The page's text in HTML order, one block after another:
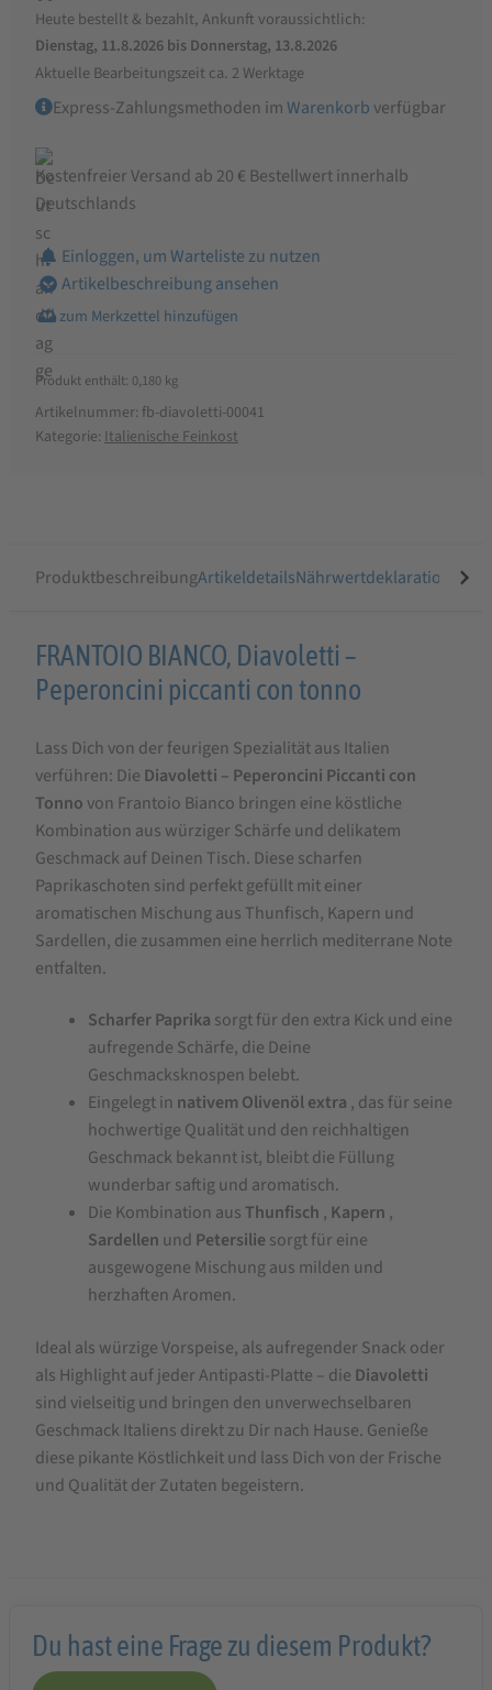
gefüllt
mit
Thunfisch
180g
Heute bestellt & bezahlt, Ankunft voraussichtlich:
Dienstag, 11.8.2026 bis Donnerstag, 13.8.2026
Aktuelle Bearbeitungszeit ca. 2 Werktage
Express-Zahlungsmethoden imWarenkorb verfügbar
Kostenfreier Versand ab 20 € Bestellwert innerhalb
Deutschlands
Einloggen, um Warteliste zu nutzen
Artikelbeschreibung ansehen
Produkt enthält: 0,180 kg
Artikelnummer: fb-diavoletti-00041
Kategorie: Italienische Feinkost
ProduktbeschreibungArtikeldetailsNährwertdeklaration
Produktbeschreibung
für
BIANCO
Scharfe
Paprikaschoten
gefüllt
mit
Thunfisch
180g
FRANTOIO BIANCO, Diavoletti –
Peperoncini piccanti con tonno
Lass Dich von der feurigen Spezialität aus Italien
verführen: Die Diavoletti – Peperoncini Piccanti con
Tonno von Frantoio Bianco bringen eine köstliche
Kombination aus würziger Schärfe und delikatem
Geschmack auf Deinen Tisch. Diese scharfen
Paprikaschoten sind perfekt gefüllt mit einer
aromatischen Mischung aus Thunfisch, Kapern und
Sardellen, die zusammen eine herrlich mediterrane Note
entfalten.
Scharfer Paprika sorgt für den extra Kick und eine
aufregende Schärfe, die Deine
Geschmacksknospen belebt.
Eingelegt in nativem Olivenöl extra , das für seine
hochwertige Qualität und den reichhaltigen
Geschmack bekannt ist, bleibt die Füllung
wunderbar saftig und aromatisch.
Die Kombination ausThunfisch , Kapern ,
Sardellen und Petersilie sorgt für eine
ausgewogene Mischung aus milden und
herzhaften Aromen.
Ideal als würzige Vorspeise, als aufregender Snack oder
als Highlight auf jeder Antipasti-Platte – die Diavoletti
sind vielseitig und bringen den unverwechselbaren
Geschmack Italiens direkt zu Dir nach Hause. Genieße
diese pikante Köstlichkeit und lass Dich von der Frische
und Qualität der Zutaten begeistern.
Du hast eine Frage zu diesem Produkt?